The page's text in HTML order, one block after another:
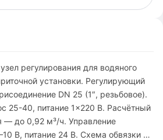
регулирования для водяного
установки. Регулирующий
DN 25 (1″, резьбовое).
25-40, питание 1×220 В. Расчётный
— до 0,92 м³/ч. Управление
В, питание 24 В. Схема обвязки —